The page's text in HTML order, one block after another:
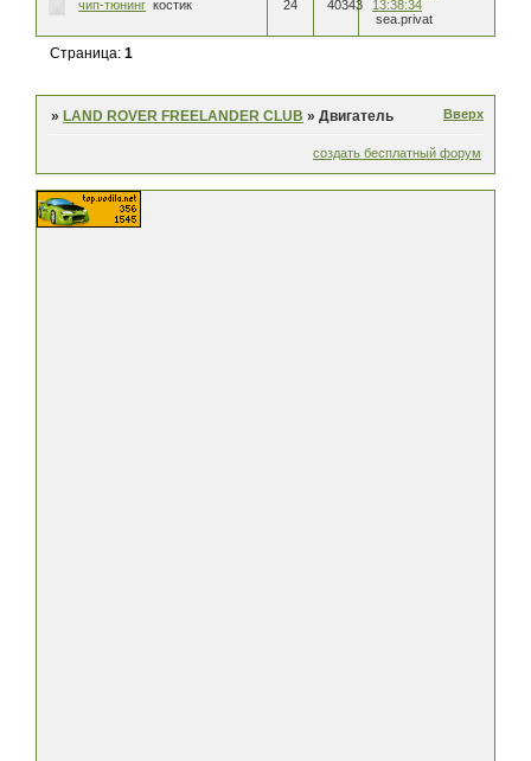
чип-тюнинг костик 24 40343
13:38:34
sea.privat
Страница:1
»LAND ROVER FREELANDER CLUB »Двигатель Вверх
создать бесплатный форум